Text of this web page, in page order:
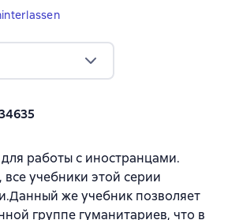
работы с иностранцами.
все учебники этой серии
же учебник позволяет
группе гуманитариев, что в